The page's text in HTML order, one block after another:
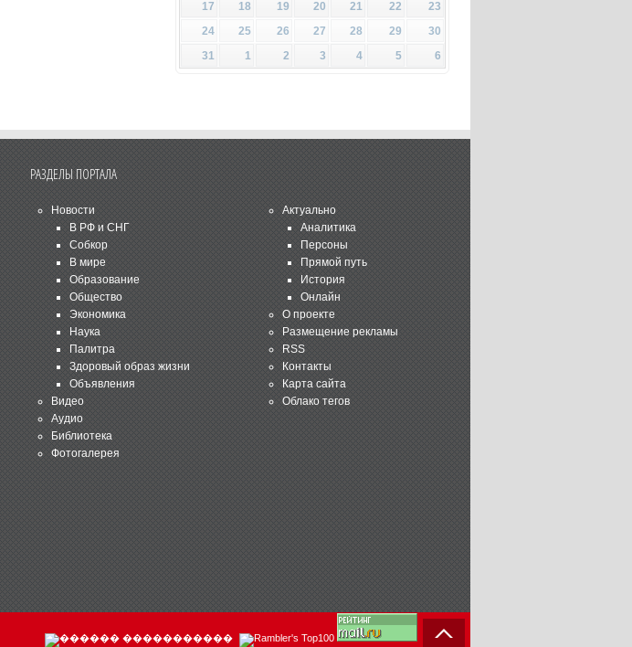
17
18 19 20 21 22
23
24
25 26 27 28 29
30
31
1 2 3 4 5 6
РАЗДЕЛЫ ПОРТАЛА
Новости
В РФ и СНГ
Собкор
В мире
Образование
Общество
Экономика
Наука
Палитра
Здоровый образ жизни
Объявления
Видео
Аудио
Библиотека
Фотогалерея
Актуально
Аналитика
Персоны
Прямой путь
История
Онлайн
О проекте
Размещение рекламы
RSS
Контакты
Карта сайта
Облако тегов